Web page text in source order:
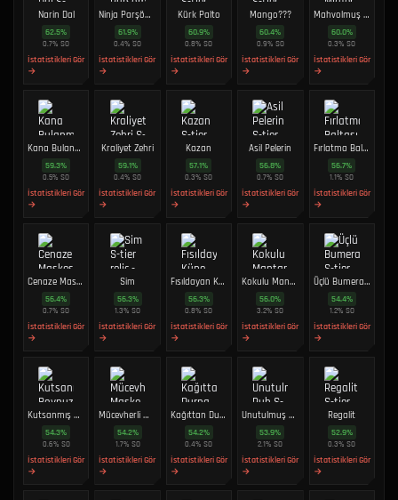
Narin Dal
62.5%
0.7%SO
İstatistikleri Gör
→
Ninja Parşömeni
61.9%
0.4%SO
İstatistikleri Gör
→
Kürk Palto
60.9%
0.8%SO
İstatistikleri Gör
→
Mango???
60.4%
0.9% SO
İstatistikleri Gör
→
Mahvolmuş Miğfer
60.0%
0.3%SO
İstatistikleri Gör
→
Kana Bulanmış Gül
59.3%
0.5%SO
İstatistikleri Gör
→
Kraliyet Zehri
59.1%
0.4%SO
İstatistikleri Gör
→
Kazan
57.1%
0.3%SO
İstatistikleri Gör
→
Asil Pelerin
56.8%
0.7%SO
İstatistikleri Gör
→
Fırlatma Baltası
56.7%
1.1%SO
İstatistikleri Gör
→
Cenaze Maskesi
56.4%
0.7%SO
İstatistikleri Gör
→
Sim
56.3%
1.3%SO
İstatistikleri Gör
→
Fısıldayan Küpe
56.3%
0.8%SO
İstatistikleri Gör
→
Kokulu Mantar
56.0%
3.2%SO
İstatistikleri Gör
→
Üçlü Bumerang
54.4%
1.2% SO
İstatistikleri Gör
→
Kutsanmış Boynuz
54.3%
0.6% SO
İstatistikleri Gör
→
Mücevherli Maske
54.2%
1.7% SO
İstatistikleri Gör
→
Kağıttan Durna
54.2%
0.4%SO
İstatistikleri Gör
→
Unutulmuş Ruh
53.9%
2.1%SO
İstatistikleri Gör
→
Regalit
52.9%
0.3%SO
İstatistikleri Gör
→